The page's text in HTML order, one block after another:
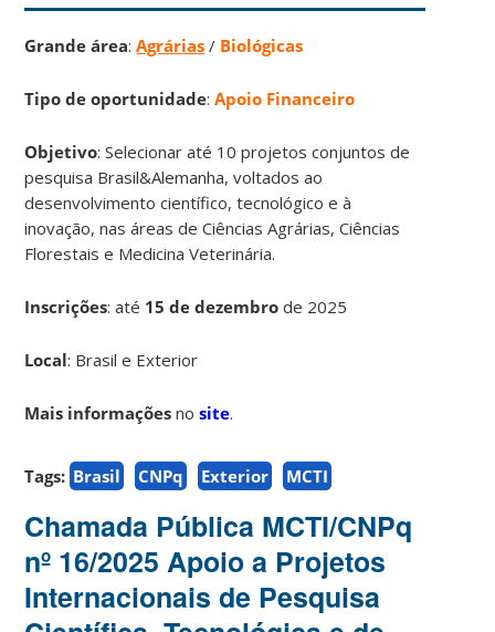
Grande área:Agrárias / Biológicas
Tipo de oportunidade:Apoio Financeiro
Objetivo: Selecionar até 10 projetos conjuntos de
pesquisa Brasil&Alemanha, voltados ao
desenvolvimento científico, tecnológico e à
inovação, nas áreas de Ciências Agrárias, Ciências
Florestais e Medicina Veterinária.
Inscrições: até 15 de dezembrode 2025
Local: Brasil e Exterior
Mais informações nosite.
Tags: Brasil CNPq Exterior MCTI
Chamada Pública MCTI/CNPq
nº 16/2025 Apoio a Projetos
Internacionais de Pesquisa